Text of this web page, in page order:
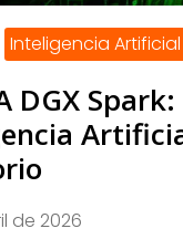
Inteligencia Artificial
DGX
de 2026